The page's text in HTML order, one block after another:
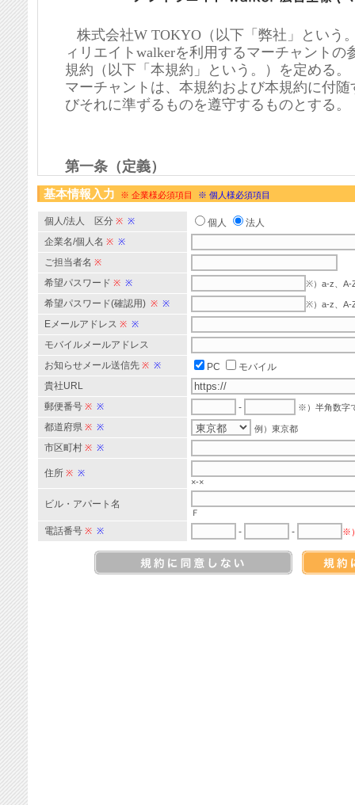
基本情報入力 ※ 企業様必須項目 ※ 個人様必須項目
個人/法人 区分 ※ ※ 個人
法人
企業名/個人名 ※ ※
ご担当者名 ※
希望パスワード ※ ※ ※）a-z、A-
希望パスワード(確認用) ※ ※ ※）a-z、A-
Eメールアドレス ※ ※
モバイルメールアドレス
お知らせメール送信先 ※ ※ PC
モバイル
貴社URL
郵便番号 ※ ※ - ※）半角数字
都道府県 ※ ※ 例）東京都
市区町村 ※ ※
住所 ※ ※
×-×
ビル・アパート名
Ｆ
電話番号 ※ ※ - - ※